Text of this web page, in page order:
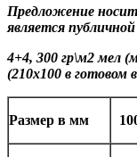
Предложение носит
является публичной
4+4, 300 гр\м2 мел
(210х100 в готовом
Размер в мм